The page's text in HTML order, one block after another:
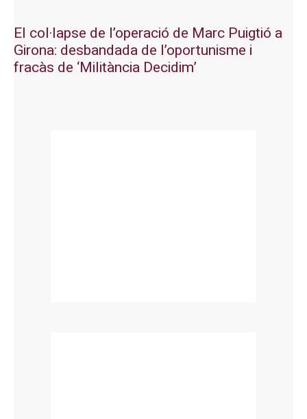
El col·lapse de l’operació de Marc Puigtió a
Girona: desbandada de l’oportunisme i
fracàs de ‘Militància Decidim’